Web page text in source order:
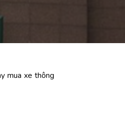
mua xe thông